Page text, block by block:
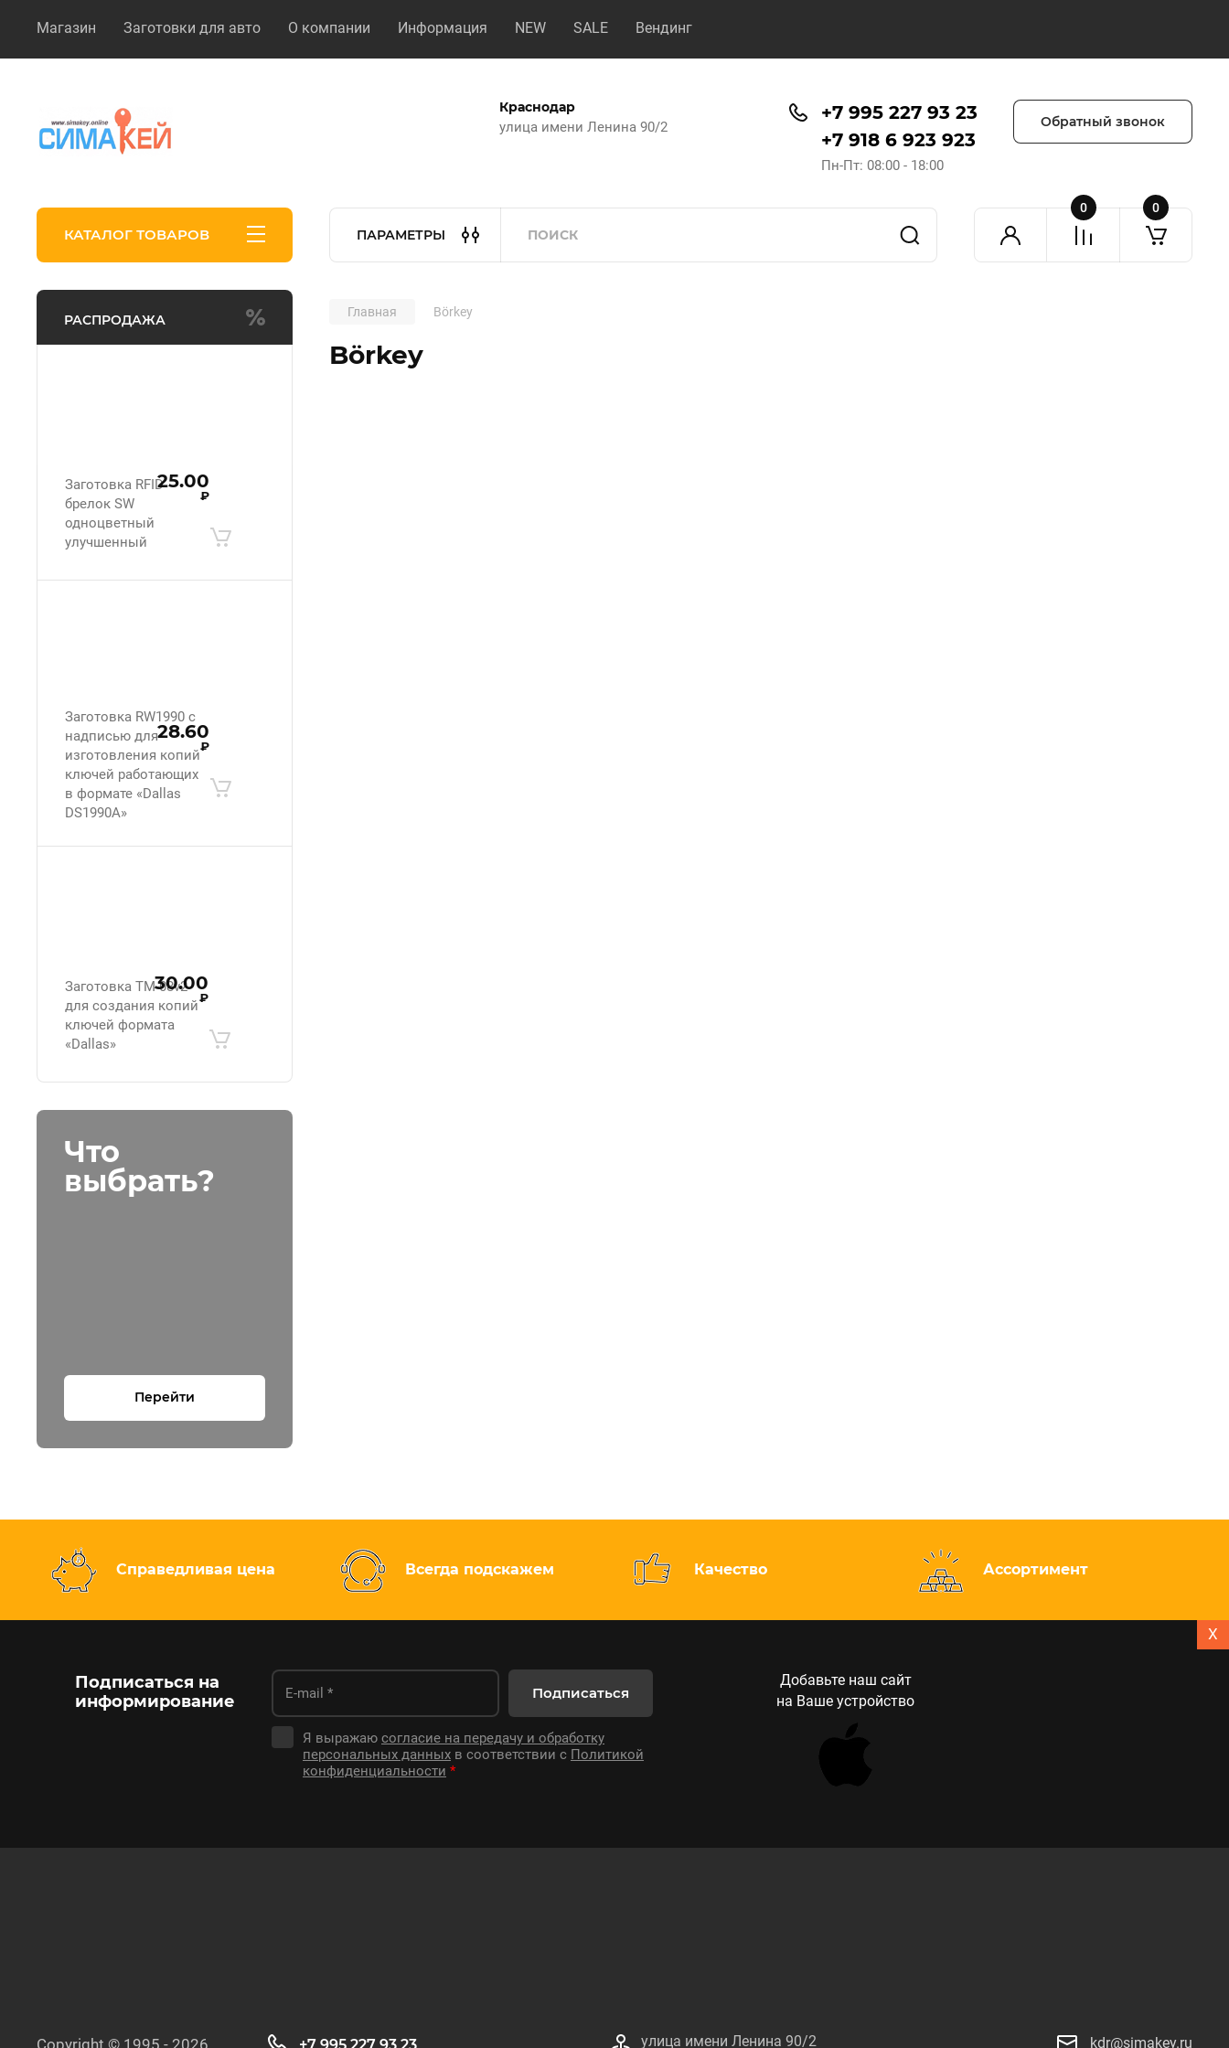
Магазин Заготовки для авто О компании Информация NEW SALE Вендинг
Краснодар
улица имени Ленина 90/2
+7 995 227 93 23
+7 918 6 923 923
Пн-Пт: 08:00 - 18:00
Обратный звонок
КАТАЛОГ ТОВАРОВ ПАРАМЕТРЫ
0 0
РАСПРОДАЖА
Заготовка RFID
брелок SW
одноцветный
улучшенный
25.00
₽
Заготовка RW1990 с
надписью для
изготовления копий
ключей работающих
в формате «Dallas
DS1990A»
28.60
₽
Заготовка ТМ-08v2
для создания копий
ключей формата
«Dallas»
30.00
₽
Что
выбрать?
Перейти
Главная Börkey
Börkey
Справедливая цена Всегда подскажем Качество Ассортимент
Подписаться на
информирование
Я выражаю согласие на передачу и обработку
персональных данных в соответствии с Политикой
конфиденциальности *
Подписаться
X
Добавьте наш сайт
на Ваше устройство
Copyright © 1995 - 2026 улица имени Ленина 90/2 kdr@simakey.ru